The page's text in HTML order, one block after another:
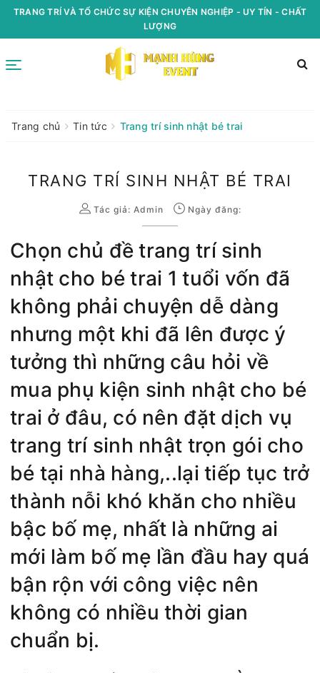
TRANG TRÍ VÀ TỔ CHỨC SỰ KIỆN CHUYÊN NGHIỆP - UY TÍN - CHẤT
LƯỢNG
Trang chủ Tin tức Trang trí sinh nhật bé trai
TRANG TRÍ SINH NHẬT BÉ TRAI
Tác giả: Admin Ngày đăng:
Chọn chủ đề trang trí sinh
nhật cho bé trai 1 tuổi vốn đã
không phải chuyện dễ dàng
nhưng một khi đã lên được ý
tưởng thì những câu hỏi về
mua phụ kiện sinh nhật cho bé
trai ở đâu, có nên đặt dịch vụ
trang trí sinh nhật trọn gói cho
bé tại nhà hàng,..lại tiếp tục trở
thành nỗi khó khăn cho nhiều
bậc bố mẹ, nhất là những ai
mới làm bố mẹ lần đầu hay quá
bận rộn với công việc nên
không có nhiều thời gian
chuẩn bị.